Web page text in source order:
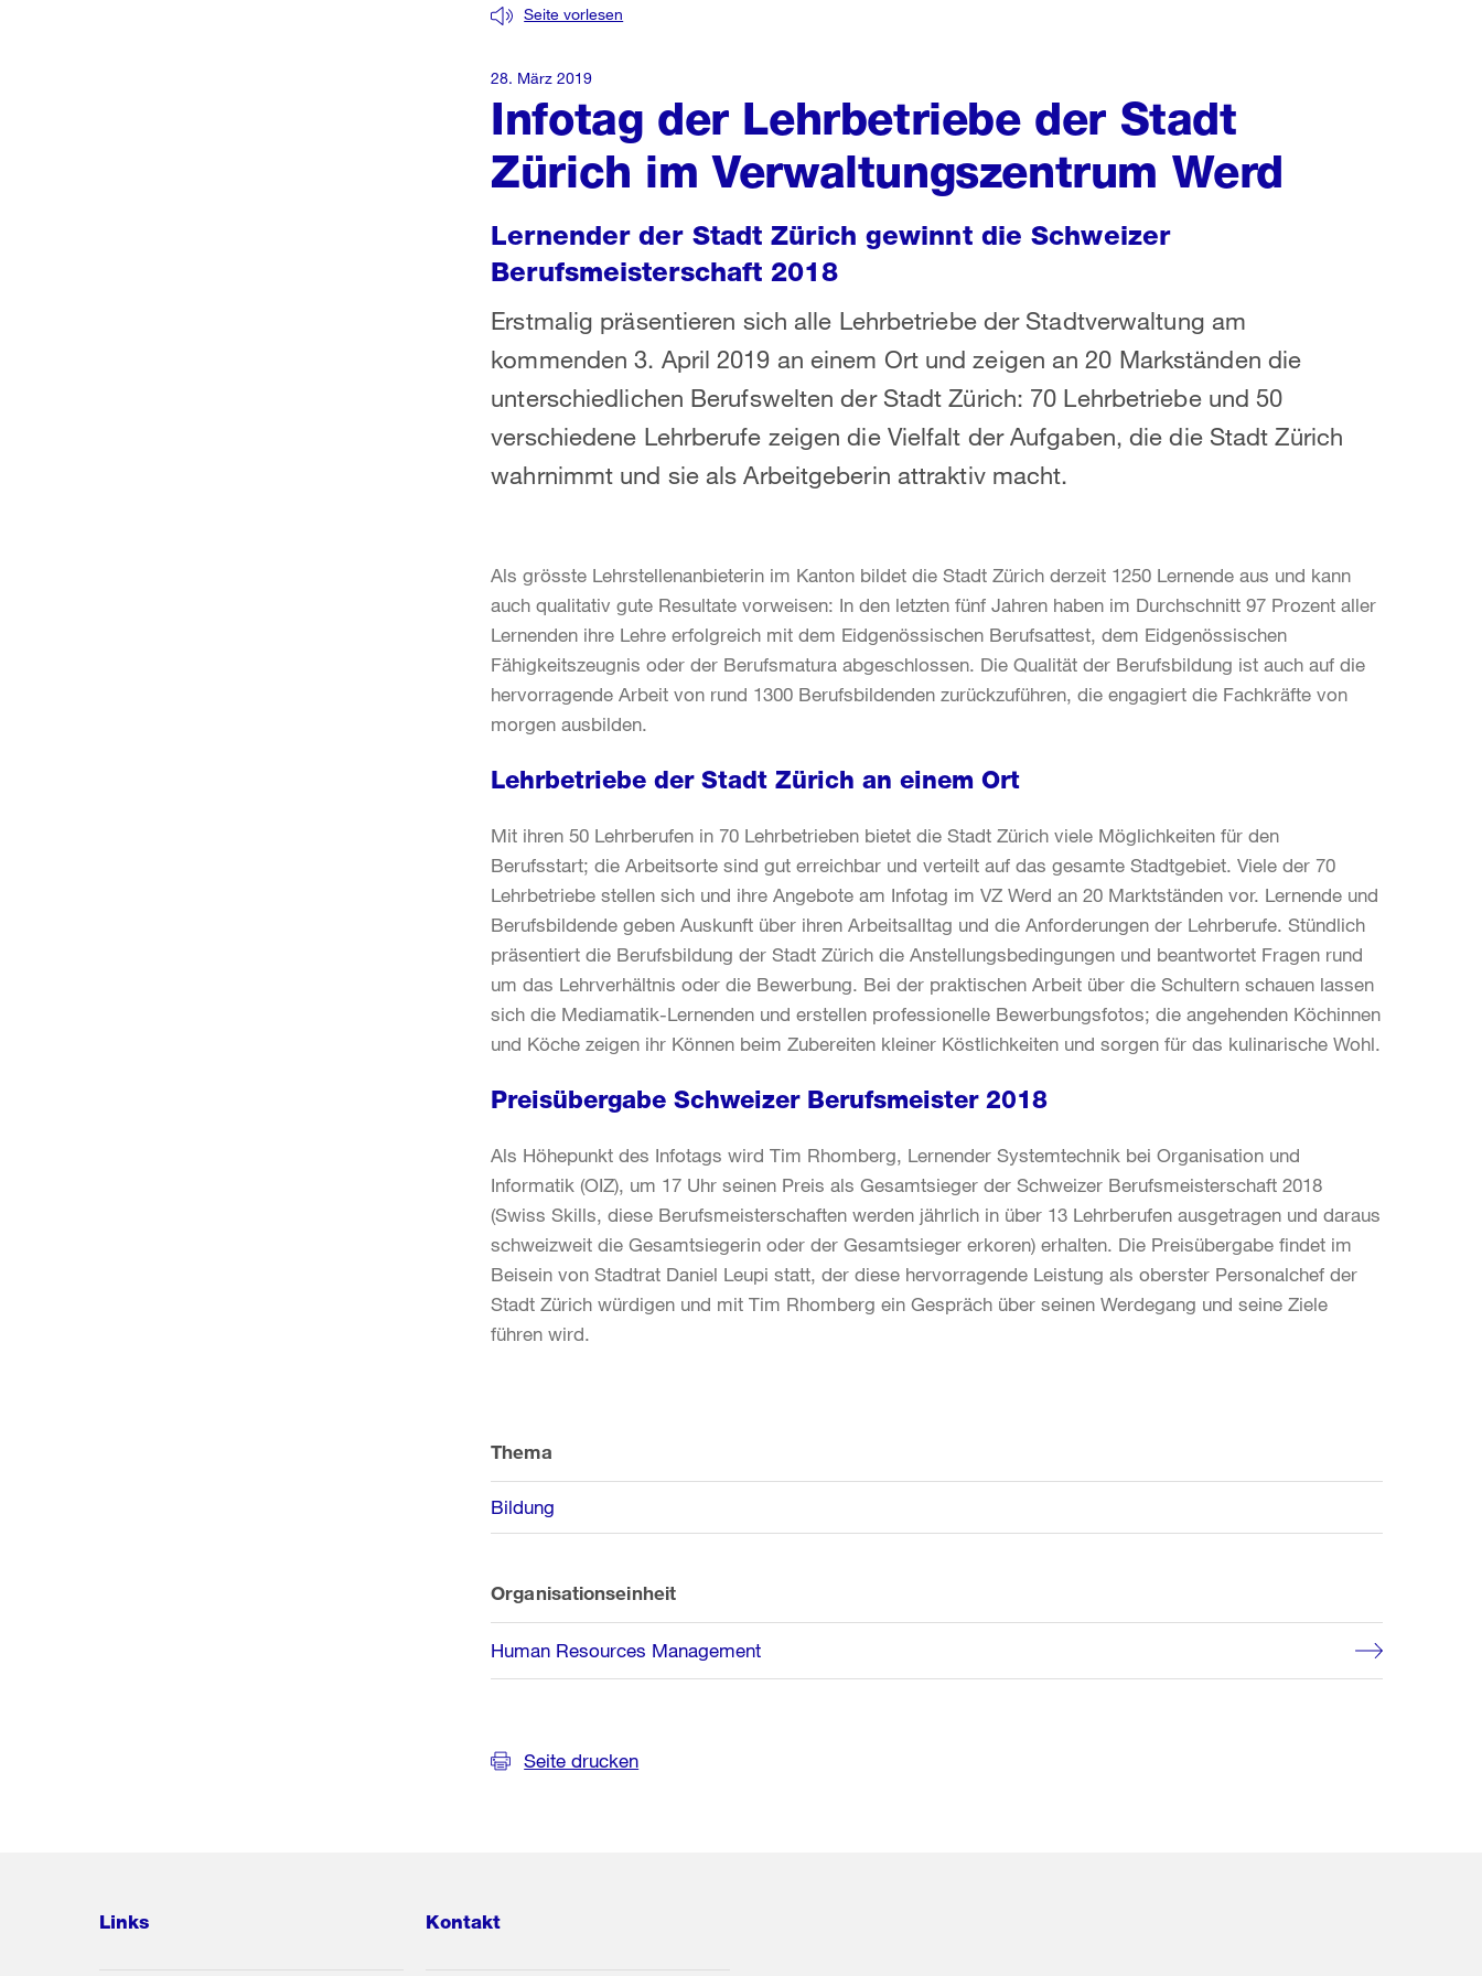
Infotag der Lehrbetriebe der Stadt
Zürich im Verwaltungszentrum Werd
Seite vorlesen
Lernender der Stadt Zürich gewinnt die Schweizer
Berufsmeisterschaft 2018
Erstmalig präsentieren sich alle Lehrbetriebe der Stadtverwaltung am
kommenden 3. April 2019 an einem Ort und zeigen an 20 Markständen die
unterschiedlichen Berufswelten der Stadt Zürich: 70 Lehrbetriebe und 50
verschiedene Lehrberufe zeigen die Vielfalt der Aufgaben, die die Stadt Zürich
wahrnimmt und sie als Arbeitgeberin attraktiv macht.
28. März 2019
Als grösste Lehrstellenanbieterin im Kanton bildet die Stadt Zürich derzeit 1250 Lernende aus und kann
auch qualitativ gute Resultate vorweisen: In den letzten fünf Jahren haben im Durchschnitt 97 Prozent aller
Lernenden ihre Lehre erfolgreich mit dem Eidgenössischen Berufsattest, dem Eidgenössischen
Fähigkeitszeugnis oder der Berufsmatura abgeschlossen. Die Qualität der Berufsbildung ist auch auf die
hervorragende Arbeit von rund 1300 Berufsbildenden zurückzuführen, die engagiert die Fachkräfte von
morgen ausbilden.
Lehrbetriebe der Stadt Zürich an einem Ort
Mit ihren 50 Lehrberufen in 70 Lehrbetrieben bietet die Stadt Zürich viele Möglichkeiten für den
Berufsstart; die Arbeitsorte sind gut erreichbar und verteilt auf das gesamte Stadtgebiet. Viele der 70
Lehrbetriebe stellen sich und ihre Angebote am Infotag im VZ Werd an 20 Marktständen vor. Lernende und
Berufsbildende geben Auskunft über ihren Arbeitsalltag und die Anforderungen der Lehrberufe. Stündlich
präsentiert die Berufsbildung der Stadt Zürich die Anstellungsbedingungen und beantwortet Fragen rund
um das Lehrverhältnis oder die Bewerbung. Bei der praktischen Arbeit über die Schultern schauen lassen
sich die Mediamatik-Lernenden und erstellen professionelle Bewerbungsfotos; die angehenden Köchinnen
und Köche zeigen ihr Können beim Zubereiten kleiner Köstlichkeiten und sorgen für das kulinarische Wohl.
Preisübergabe Schweizer Berufsmeister 2018
Als Höhepunkt des Infotags wird Tim Rhomberg, Lernender Systemtechnik bei Organisation und
Informatik (OIZ), um 17 Uhr seinen Preis als Gesamtsieger der Schweizer Berufsmeisterschaft 2018
(Swiss Skills, diese Berufsmeisterschaften werden jährlich in über 13 Lehrberufen ausgetragen und daraus
schweizweit die Gesamtsiegerin oder der Gesamtsieger erkoren) erhalten. Die Preisübergabe findet im
Beisein von Stadtrat Daniel Leupi statt, der diese hervorragende Leistung als oberster Personalchef der
Stadt Zürich würdigen und mit Tim Rhomberg ein Gespräch über seinen Werdegang und seine Ziele
führen wird.
Informationen
Thema
Bildung
Organisationseinheit
Human Resources Management
Seite drucken
Links Kontakt